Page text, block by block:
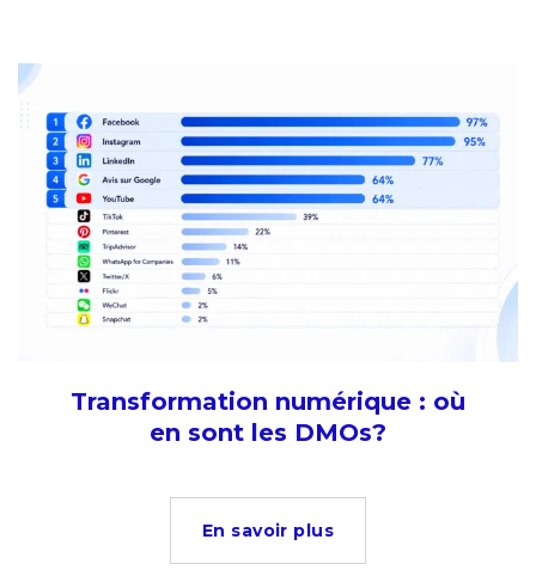
Transformation numérique : où
en sont les DMOs?
En savoir plus